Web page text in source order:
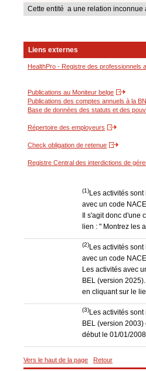
Cette entité a une relation inconnue
Liens externes
HealthPro - Registre des professionnels
Publications au Moniteur belge
Publications des comptes annuels à la
Base de données des statuts et des
Répertoire des employeurs
Check obligation de retenue
Registre Central des interdictions de
(1)Les activités
avec un code
Il s'agit donc
lien : " Montrez les
(2)Les activités
avec un code
Les activités avec
BEL (version
en cliquant sur le
(3)Les activités
BEL (version
début le 01/01/
Vers le haut de la page Retour